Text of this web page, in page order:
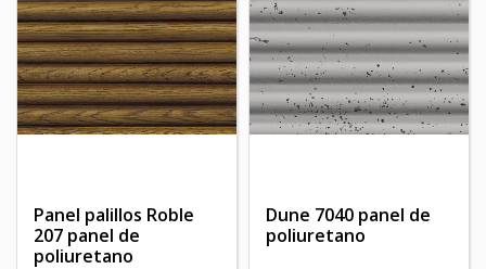
Panel palillos Roble
207 panel de
poliuretano
Dune 7040 panel de
poliuretano
add_circle_outline Create new list
((confirmMessage))
((cancelText)) ((modalDeleteText))
Cancelar Crear lista de deseos
Debe iniciar sesión para guardar productos en su lista
de deseos.
Cancelar Iniciar sesión